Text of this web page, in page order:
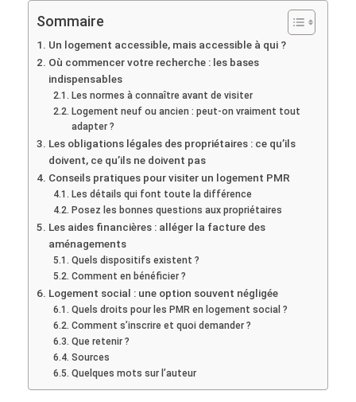
Sommaire
Un logement accessible, mais accessible à qui ?
Où commencer votre recherche : les bases
indispensables
Les normes à connaître avant de visiter
Logement neuf ou ancien : peut-on vraiment tout
adapter ?
Les obligations légales des propriétaires : ce qu’ils
doivent, ce qu’ils ne doivent pas
Conseils pratiques pour visiter un logement PMR
Les détails qui font toute la différence
Posez les bonnes questions aux propriétaires
Les aides financières : alléger la facture des
aménagements
Quels dispositifs existent ?
Comment en bénéficier ?
Logement social : une option souvent négligée
Quels droits pour les PMR en logement social ?
Comment s’inscrire et quoi demander ?
Que retenir ?
Sources
Quelques mots sur l’auteur